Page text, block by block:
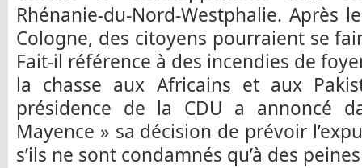
Rhénanie-du-Nord-Westphalie. Après
Cologne, des citoyens pourraient se
Fait-il référence à des incendies de
la chasse aux Africains et aux
présidence de la CDU a annoncé
Mayence » sa décision de prévoir
s’ils ne sont condamnés qu’à des